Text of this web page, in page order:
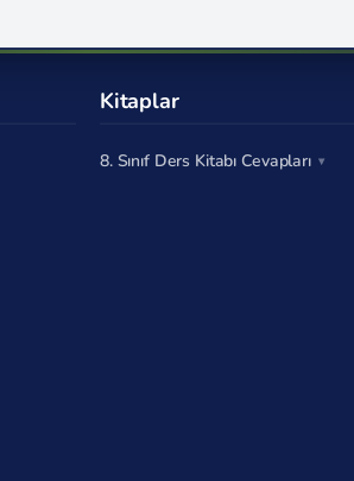
Kitaplar
8. Sınıf Ders Kitabı Cevapları